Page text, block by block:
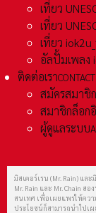
เที่ยว
เที่ยว
เที่ยว
อัลปั้มเพลง
ติดต่อเรา
สมัครสมาชิก
สมาชิกล็อก
ผู้ดูแลระบบ
มิสเตอร์เรน (Mr. Rain) และ
Mr. Rain และ Mr. Chain
สนเทศ เพื่อเผยแพร่ให้ควา
ประโยชน์ก็สามารถนำไปเ